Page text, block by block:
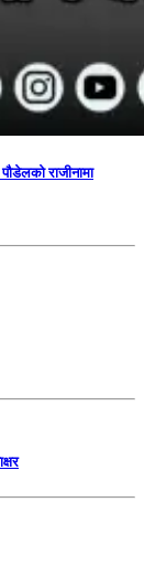
राजीनामा